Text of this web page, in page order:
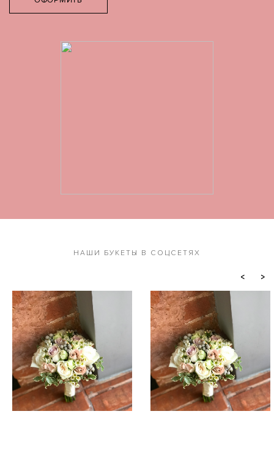
НАШИ БУКЕТЫ В СОЦСЕТЯХ
< >